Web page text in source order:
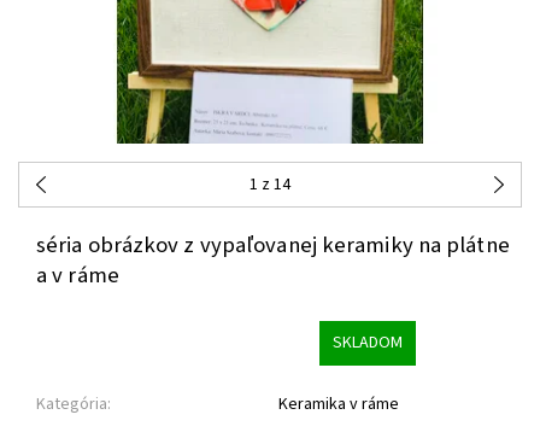
1 z 14
séria obrázkov z vypaľovanej keramiky na plátne
a v ráme
SKLADOM
Kategória: Keramika v ráme